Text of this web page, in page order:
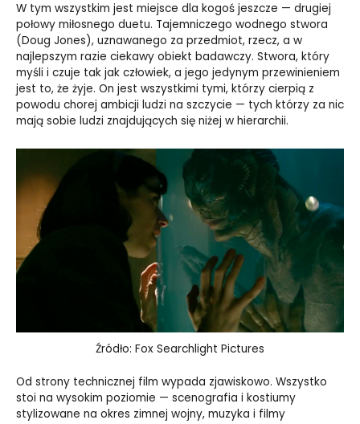
W tym wszystkim jest miejsce dla kogoś jeszcze — drugiej
połowy miłosnego duetu. Tajemniczego wodnego stwora
(Doug Jones), uznawanego za przedmiot, rzecz, a w
najlepszym razie ciekawy obiekt badawczy. Stwora, który
myśli i czuje tak jak człowiek, a jego jedynym przewinieniem
jest to, że żyje. On jest wszystkimi tymi, którzy cierpią z
powodu chorej ambicji ludzi na szczycie — tych którzy za nic
mają sobie ludzi znajdujących się niżej w hierarchii.
Źródło: Fox Searchlight Pictures
Od strony technicznej film wypada zjawiskowo. Wszystko
stoi na wysokim poziomie — scenografia i kostiumy
stylizowane na okres zimnej wojny, muzyka i filmy